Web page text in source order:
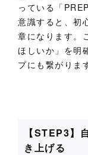
っている「
意識すると、初
章になります。
ほしいか」を明
プにも繋がりま
【STEP3】
き上げる